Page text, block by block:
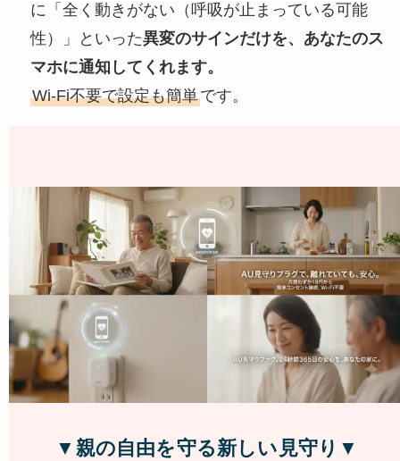
に「全く動きがない（呼吸が止まっている可能
性）」といった異変のサインだけを、あなたのス
マホに通知してくれます。
Wi-Fi不要で設定も簡単です。
▼親の自由を守る新しい見守り▼